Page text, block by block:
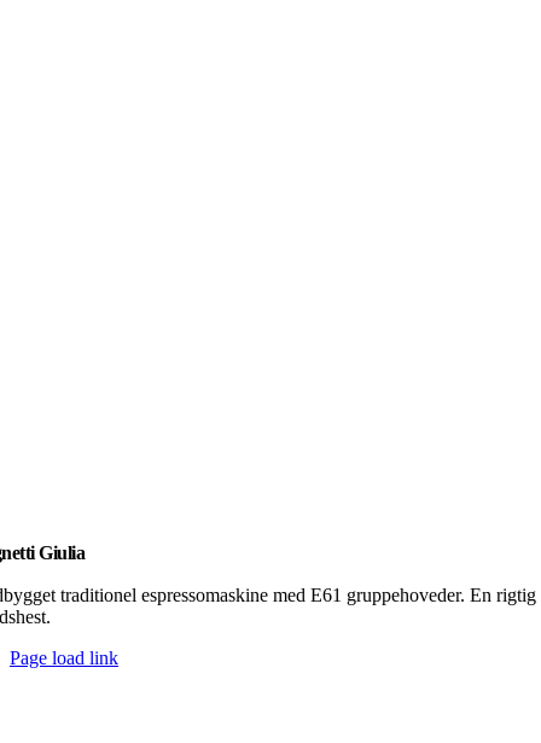
Giulia
traditionel espressomaskine med E61 gruppehoveder. En rigtig
Page load link